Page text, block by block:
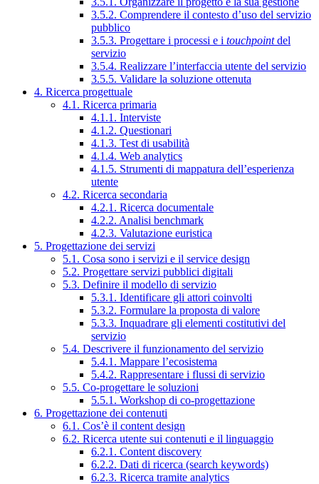
3.5.2. Comprendere il contesto d’uso del servizio
pubblico
3.5.3. Progettare i processi e i touchpointdel
servizio
3.5.4. Realizzare l’interfaccia utente del servizio
3.5.5. Validare la soluzione ottenuta
4. Ricerca progettuale
4.1. Ricerca primaria
4.1.1. Interviste
4.1.2. Questionari
4.1.3. Test di usabilità
4.1.4. Web analytics
4.1.5. Strumenti di mappatura dell’esperienza
utente
4.2. Ricerca secondaria
4.2.1. Ricerca documentale
4.2.2. Analisi benchmark
4.2.3. Valutazione euristica
5. Progettazione dei servizi
5.1. Cosa sono i servizi e il service design
5.2. Progettare servizi pubblici digitali
5.3. Definire il modello di servizio
5.3.1. Identificare gli attori coinvolti
5.3.2. Formulare la proposta di valore
5.3.3. Inquadrare gli elementi costitutivi del
servizio
5.4. Descrivere il funzionamento del servizio
5.4.1. Mappare l’ecosistema
5.4.2. Rappresentare i flussi di servizio
5.5. Co-progettare le soluzioni
5.5.1. Workshop di co-progettazione
6. Progettazione dei contenuti
6.1. Cos’è il content design
6.2. Ricerca utente sui contenuti e il linguaggio
6.2.1. Content discovery
6.2.2. Dati di ricerca (search keywords)
6.2.3. Ricerca tramite analytics